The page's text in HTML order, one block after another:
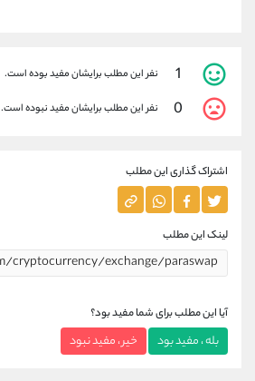
1 نفر این مطلب برایشان مفید بوده است.
0 نفر این مطلب برایشان مفید نبوده است.
اشتراک گذاری این مطلب
لینک این مطلب
آیا این مطلب برای شما مفید بود؟
بله ، مفید بود خیر ، مفید نبود